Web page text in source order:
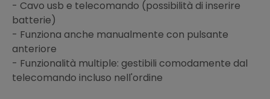
- Cavo usb e telecomando (possibilità di inserire
batterie)
- Funziona anche manualmente con pulsante
anteriore
- Funzionalità multiple: gestibili comodamente dal
telecomando incluso nell'ordine